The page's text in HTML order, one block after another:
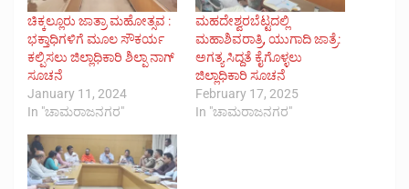
ಚಿಕ್ಕಲ್ಲೂರು ಜಾತ್ರಾ ಮಹೋತ್ಸವ :
ಭಕ್ತಾಧಿಗಳಿಗೆ ಮೂಲ ಸೌಕರ್ಯ
ಕಲ್ಪಿಸಲು ಜಿಲ್ಲಾಧಿಕಾರಿ ಶಿಲ್ಪಾ ನಾಗ್
ಸೂಚನೆ
January 11, 2024
In "ಚಾಮರಾಜನಗರ"
ಮಹದೇಶ್ವರಬೆಟ್ಟದಲ್ಲಿ
ಮಹಾಶಿವರಾತ್ರಿ, ಯುಗಾದಿ ಜಾತ್ರೆ:
ಅಗತ್ಯ ಸಿದ್ದತೆ ಕೈಗೊಳ್ಳಲು
ಜಿಲ್ಲಾಧಿಕಾರಿ ಸೂಚನೆ
February 17, 2025
In "ಚಾಮರಾಜನಗರ"